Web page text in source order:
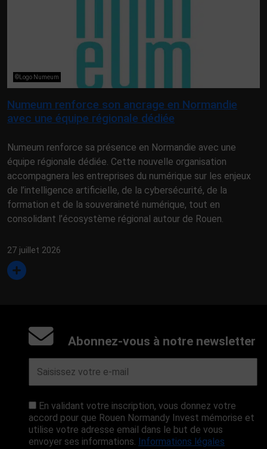
©Logo Numeum
Numeum renforce son ancrage en Normandie
avec une équipe régionale dédiée
Numeum renforce sa présence en Normandie avec une
équipe régionale dédiée. Cette nouvelle organisation
accompagnera les entreprises du numérique sur les enjeux
de l’intelligence artificielle, de la cybersécurité, de la
formation et de la souveraineté numérique, tout en
consolidant l’écosystème régional autour de Rouen.
27 juillet 2026
Abonnez-vous à notre newsletter
En validant votre inscription, vous donnez votre
accord pour que Rouen Normandy Invest mémorise et
utilise votre adresse email dans le but de vous
envoyer ses informations. Informations légales